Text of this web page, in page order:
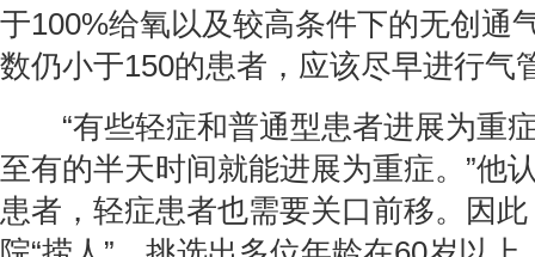
于100%给氧以及较高条件下的无创通
数仍小于150的患者，应该尽早进行气
“有些轻症和普通型患者进展为重
至有的半天时间就能进展为重症。”他
患者，轻症患者也需要关口前移。因